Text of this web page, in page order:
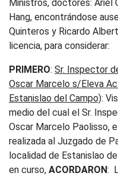
Ministros, doctores: Ariel
Hang, encontrándose
Quinteros y Ricardo
licencia, para considerar:
PRIMERO: Sr. Inspector
Oscar Marcelo s/Eleva
Estanislao del Campo):
medio del cual el Sr.
Oscar Marcelo Paolisso,
realizada al Juzgado de
localidad de Estanislao
en curso, ACORDARON: